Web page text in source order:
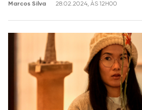
Marcos Silva 28.02.2024, ÀS 12H00